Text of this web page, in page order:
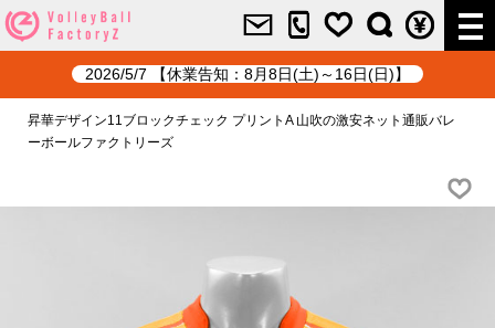
2026/5/7 【休業告知：8月8日(土)～16日(日)】
昇華デザイン11ブロックチェック プリントA 山吹の激安ネット通販バレ
ーボールファクトリーズ